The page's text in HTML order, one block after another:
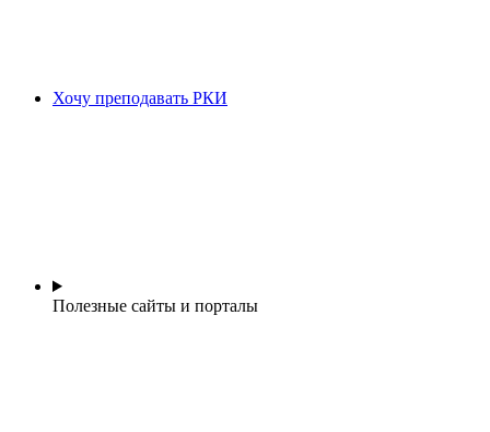
Хочу преподавать РКИ
Полезные сайты и порталы